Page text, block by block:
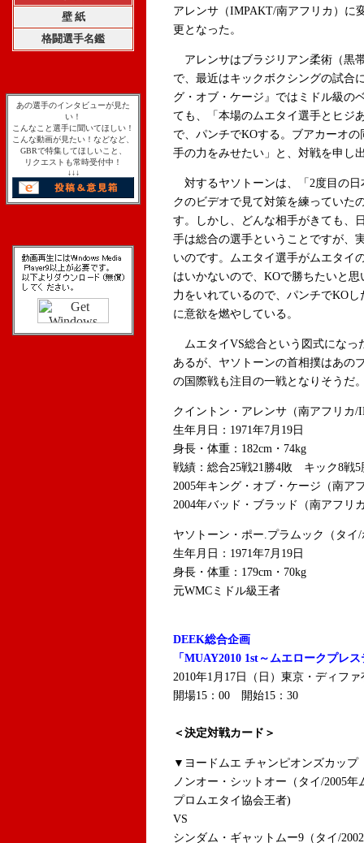
壁 紙
格闘選手名鑑
あの選手のインタビューが見た
い！
こんなこと選手に聞いてほしい！
こんな動画が見たい！などなど、
GBRで特集してほしいこと、
リクエストも常時受付中！
↓↓↓
アレンサ（IMPAKT/南アフリカ）に
更となった。
アレンサはブラジリアン柔術（黒
で、最近はキックボクシングの試合
グ・オブ・ケージ』ではミドル級の
ても、「本場のムエタイ選手とヒジ
で、パンチでKOする。ブアカーオ
手の力をみせたい」と、対戦を申し
対するヤソトーンは、「2度目の
クのビデオで見て対策を練っていた
す。しかし、どんな相手がきても、
手は総合の選手ということですが、
いのです。ムエタイ選手がムエタイ
はいかないので、KOで勝ちたいと
力をいれているので、パンチでKO
に意欲を燃やしている。
ムエタイVS総合という図式になっ
あるが、ヤソトーンの首相撲はあの
の国際戦も注目の一戦となりそうだ
クイントン・アレンサ（南アフリカ/
生年月日：1971年7月19日
身長・体重：182cm・74kg
戦績：総合25戦21勝4敗 キック8戦5
2005年キング・オブ・ケージ（南ア
2004年バッド・ブラッド（南アフリ
ヤソトーン・ポー.プラムック（タイ
生年月日：1971年7月19日
身長・体重：179cm・70kg
元WMCミドル級王者
DEEK総合企画
「MUAY2010 1st～ムエロークプレ
2010年1月17日（日）東京・ディファ
開場15：00 開始15：30
＜決定対戦カード＞
▼ヨードムエ チャンピオンズカッ
ノンオー・シットオー（タイ/2005
プロムエタイ協会王者)
VS
シンダム・ギャットムー9（タイ/